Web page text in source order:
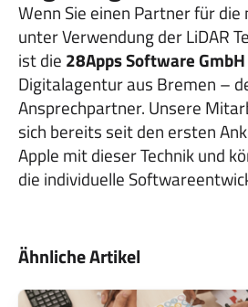
Wenn Sie einen Partner für
unter Verwendung der LiDAR
ist die 28Apps Software GmbH
Digitalagentur aus Bremen –
Ansprechpartner. Unsere
sich bereits seit den ersten
Apple mit dieser Technik und
die individuelle
Ähnliche Artikel